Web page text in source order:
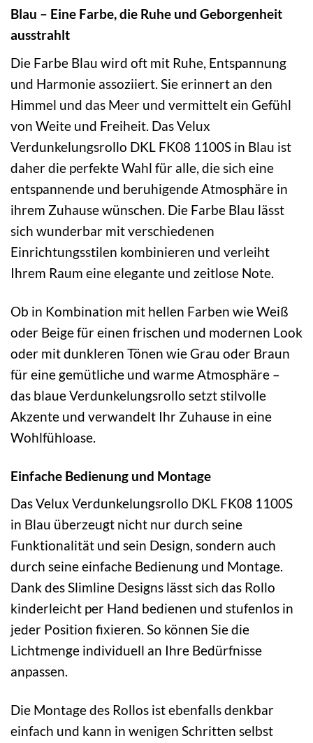
Blau – Eine Farbe, die Ruhe und Geborgenheit
ausstrahlt
Die Farbe Blau wird oft mit Ruhe, Entspannung
und Harmonie assoziiert. Sie erinnert an den
Himmel und das Meer und vermittelt ein Gefühl
von Weite und Freiheit. Das Velux
Verdunkelungsrollo DKL FK08 1100S in Blau ist
daher die perfekte Wahl für alle, die sich eine
entspannende und beruhigende Atmosphäre in
ihrem Zuhause wünschen. Die Farbe Blau lässt
sich wunderbar mit verschiedenen
Einrichtungsstilen kombinieren und verleiht
Ihrem Raum eine elegante und zeitlose Note.
Ob in Kombination mit hellen Farben wie Weiß
oder Beige für einen frischen und modernen Look
oder mit dunkleren Tönen wie Grau oder Braun
für eine gemütliche und warme Atmosphäre –
das blaue Verdunkelungsrollo setzt stilvolle
Akzente und verwandelt Ihr Zuhause in eine
Wohlfühloase.
Einfache Bedienung und Montage
Das Velux Verdunkelungsrollo DKL FK08 1100S
in Blau überzeugt nicht nur durch seine
Funktionalität und sein Design, sondern auch
durch seine einfache Bedienung und Montage.
Dank des Slimline Designs lässt sich das Rollo
kinderleicht per Hand bedienen und stufenlos in
jeder Position fixieren. So können Sie die
Lichtmenge individuell an Ihre Bedürfnisse
anpassen.
Die Montage des Rollos ist ebenfalls denkbar
einfach und kann in wenigen Schritten selbst